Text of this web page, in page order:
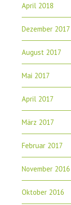
April 2018
Dezember 2017
August 2017
Mai 2017
April 2017
März 2017
Februar 2017
November 2016
Oktober 2016